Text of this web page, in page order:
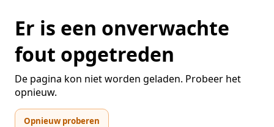
Er is een onverwachte
fout opgetreden
De pagina kon niet worden geladen. Probeer het
opnieuw.
Opnieuw proberen